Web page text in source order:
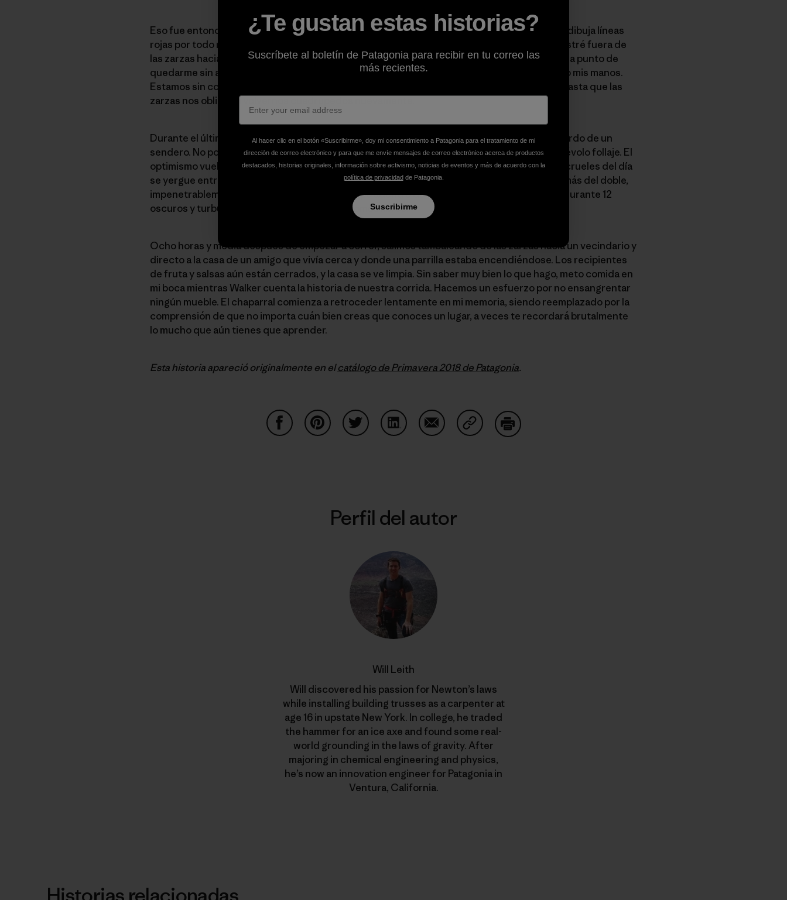
Eso fue entonces. Ahora estoy gateando y rechinando los dientes mientras el denso follaje dibuja líneas
rojas por todo mi cuerpo excepto mi estómago. Habían pasado cuatro horas cuando me arrastré fuera de
las zarzas hacia una pequeña apertura en el filo e hice una pausa para recomponerme. Estoy a punto de
quedarme sin agua, y el sorbo que tomo se seca a penas pasa por mi lengua. Miro el sol, luego mis manos.
Estamos sin comida desde hace un buen rato. Nos paramos y caminamos un par de metros hasta que las
zarzas nos obligan a volvernos cuadrúpedos nuevamente.
Durante el último kilómetro y medio caminando entre los matorrales seguimos el vago recuerdo de un
sendero. No podemos correr, pero podemos caminar sin quedar ensangrentados por el malévolo follaje. El
optimismo vuelve al cuerpo, y luego, al final de esta línea, la sección de zarzas más densas y crueles del día
se yergue entre nosotros y el irregular final de este sendero cortado. Superan mi altura en más del doble,
impenetrablemente densas hasta el suelo. Trepo adentro de esta maraña y quedo inmerso durante 12
oscuros y turbulentos metros. Y entonces, somos libres.
Ocho horas y media después de empezar a correr, salimos tambaleando de las zarzas hacia un vecindario y
directo a la casa de un amigo que vivía cerca y donde una parrilla estaba encendiéndose. Los recipientes
de fruta y salsas aún están cerrados, y la casa se ve limpia. Sin saber muy bien lo que hago, meto comida en
mi boca mientras Walker cuenta la historia de nuestra corrida. Hacemos un esfuerzo por no ensangrentar
ningún mueble. El chaparral comienza a retroceder lentamente en mi memoria, siendo reemplazado por la
comprensión de que no importa cuán bien creas que conoces un lugar, a veces te recordará brutalmente
lo mucho que aún tienes que aprender.
Esta historia apareció originalmente en elcatálogo de Primavera 2018 de Patagonia.
Perfil del autor
Will Leith
Will discovered his passion for Newton’s laws
while installing building trusses as a carpenter at
age 16 in upstate New York. In college, he traded
the hammer for an ice axe and found some real-
world grounding in the laws of gravity. After
majoring in chemical engineering and physics,
he’s now an innovation engineer for Patagonia in
Ventura, California.
Historias relacionadas
¿Te gustan estas historias?
Suscríbete al boletín de Patagonia para recibir en tu correo las
más recientes.
Al hacer clic en el botón «Suscribirme», doy mi consentimiento a Patagonia para el tratamiento de mi
dirección de correo electrónico y para que me envíe mensajes de correo electrónico acerca de productos
destacados, historias originales, información sobre activismo, noticias de eventos y más de acuerdo con la
política de privacidadde Patagonia.
Suscribirme